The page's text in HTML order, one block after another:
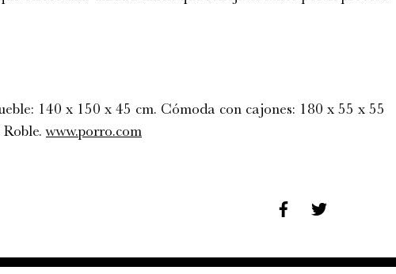
140 x 150 x 45 cm. Cómoda con cajones: 180 x 55 x 55
Roble.www.porro.com